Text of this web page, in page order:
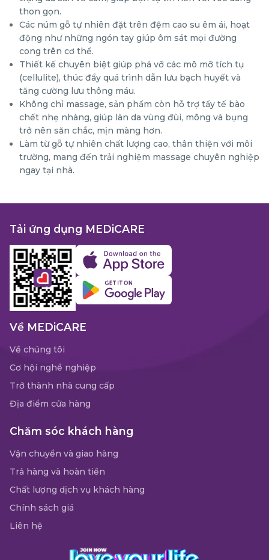
thon gọn.
Các núm gỗ tự nhiên đặt trên đệm cao su êm ái, hoạt
động như những ngón tay giúp ôm sát mọi đường
cong trên cơ thể.
Thiết kế chuyên biệt giúp phá vỡ các mô mỡ tích tụ
(cellulite), thúc đẩy quá trình dẫn lưu bạch huyết và
tăng cường lưu thông máu.
Không chỉ massage, sản phẩm còn hỗ trợ tẩy tế bào
chết nhẹ nhàng, giúp làn da vùng đùi, mông và bụng
trở nên săn chắc, mịn màng hơn.
Làm từ gỗ tự nhiên chất lượng cao, thân thiện với môi
trường, mang đến trải nghiệm massage chuyên nghiệp
ngay tại nhà.
Tải ứng dụng MEDiCARE
Về MEDiCARE
Về chúng tôi
Cơ hội nghề nghiệp
Trở thành nhà cung cấp
Địa điểm cửa hàng
Chăm sóc khách hàng
Vận chuyển và giao hàng
Trả hàng và hoàn tiền
Chất lượng dịch vụ khách hàng
Chính sách giá
Liên hệ